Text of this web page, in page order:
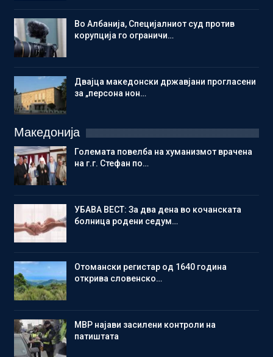
Во Албанија, Специјалниот суд против
корупција го ограничи…
Двајца македонски државјани прогласени
за „персона нон…
Македонија
Големата повелба на хуманизмот врачена
на г.г. Стефан по…
УБАВА ВЕСТ: За два дена во кочанската
болница родени седум…
Отомански регистар од 1640 година
открива словенско…
МВР најави засилени контроли на
патиштата